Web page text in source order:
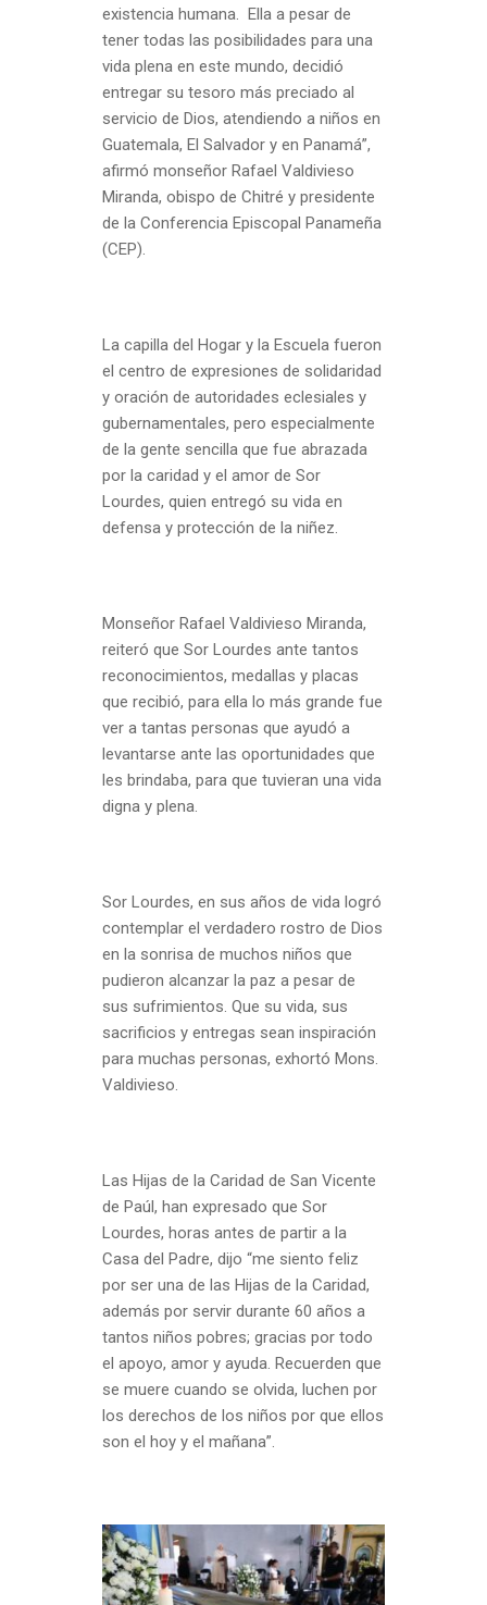
existencia humana. Ella a pesar de
tener todas las posibilidades para una
vida plena en este mundo, decidió
entregar su tesoro más preciado al
servicio de Dios, atendiendo a niños en
Guatemala, El Salvador y en Panamá”,
afirmó monseñor Rafael Valdivieso
Miranda, obispo de Chitré y presidente
de la Conferencia Episcopal Panameña
(CEP).
La capilla del Hogar y la Escuela fueron
el centro de expresiones de solidaridad
y oración de autoridades eclesiales y
gubernamentales, pero especialmente
de la gente sencilla que fue abrazada
por la caridad y el amor de Sor
Lourdes, quien entregó su vida en
defensa y protección de la niñez.
Monseñor Rafael Valdivieso Miranda,
reiteró que Sor Lourdes ante tantos
reconocimientos, medallas y placas
que recibió, para ella lo más grande fue
ver a tantas personas que ayudó a
levantarse ante las oportunidades que
les brindaba, para que tuvieran una vida
digna y plena.
Sor Lourdes, en sus años de vida logró
contemplar el verdadero rostro de Dios
en la sonrisa de muchos niños que
pudieron alcanzar la paz a pesar de
sus sufrimientos. Que su vida, sus
sacrificios y entregas sean inspiración
para muchas personas, exhortó Mons.
Valdivieso.
Las Hijas de la Caridad de San Vicente
de Paúl, han expresado que Sor
Lourdes, horas antes de partir a la
Casa del Padre, dijo “me siento feliz
por ser una de las Hijas de la Caridad,
además por servir durante 60 años a
tantos niños pobres; gracias por todo
el apoyo, amor y ayuda. Recuerden que
se muere cuando se olvida, luchen por
los derechos de los niños por que ellos
son el hoy y el mañana”.